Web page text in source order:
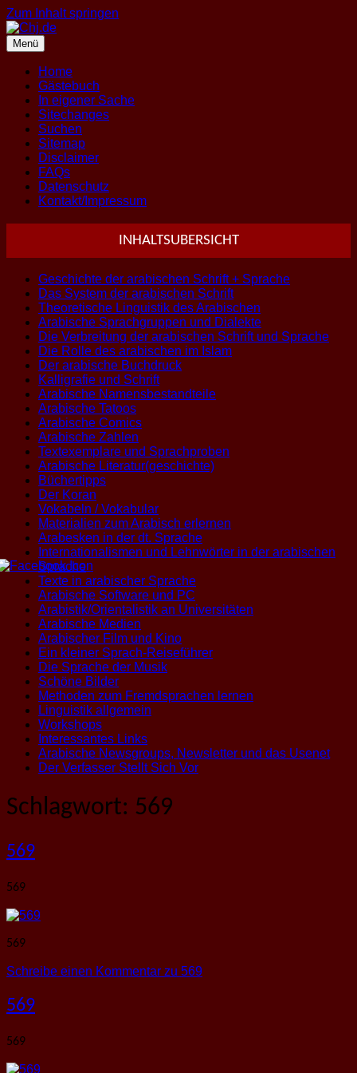
Zum Inhalt springen
Menü
Home
Gästebuch
In eigener Sache
Sitechanges
Suchen
Sitemap
Disclaimer
FAQs
Datenschutz
Kontakt/Impressum
INHALTSUBERSICHT
Geschichte der arabischen Schrift + Sprache
Das System der arabischen Schrift
Theoretische Linguistik des Arabischen
Arabische Sprachgruppen und Dialekte
Die Verbreitung der arabischen Schrift und Sprache
Die Rolle des arabischen im Islam
Der arabische Buchdruck
Kalligrafie und Schrift
Arabische Namensbestandteile
Arabische Tatoos
Arabische Comics
Arabische Zahlen
Textexemplare und Sprachproben
Arabische Literatur(geschichte)
Büchertipps
Der Koran
Vokabeln / Vokabular
Materialien zum Arabisch erlernen
Arabesken in der dt. Sprache
Internationalismen und Lehnwörter in der arabischen
Sprache
Texte in arabischer Sprache
Arabische Software und PC
Arabistik/Orientalistik an Universitäten
Arabische Medien
Arabischer Film und Kino
Ein kleiner Sprach-Reiseführer
Die Sprache der Musik
Schöne Bilder
Methoden zum Fremdsprachen lernen
Linguistik allgemein
Workshops
Interessantes Links
Arabische Newsgroups, Newsletter und das Usenet
Der Verfasser Stellt Sich Vor
Schlagwort: 569
569
569
569
Schreibe einen Kommentar zu 569
569
569